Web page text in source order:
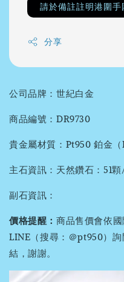
請於備註註明港圍手
分享
公司品牌：世紀白金
商品編號：DR9730
貴金屬材質：Pt950 鉑金（
主石資訊：天然鑽石：51
副石資訊：
價格提醒： 商品售價會依
LINE（搜尋：＠pt950）
結，謝謝。